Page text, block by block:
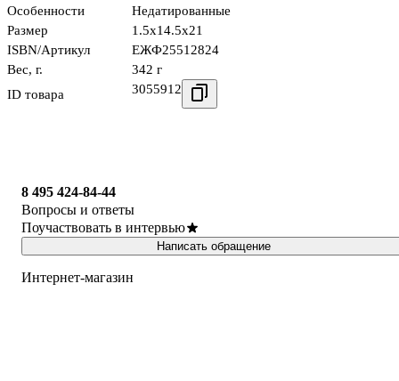
Особенности
Недатированные
Размер
1.5x14.5x21
ISBN/Артикул
ЕЖФ25512824
Вес, г.
342 г
ID товара
3055912
8 495 424-84-44
Вопросы и ответы
Поучаствовать в интервью
Написать обращение
Интернет-магазин